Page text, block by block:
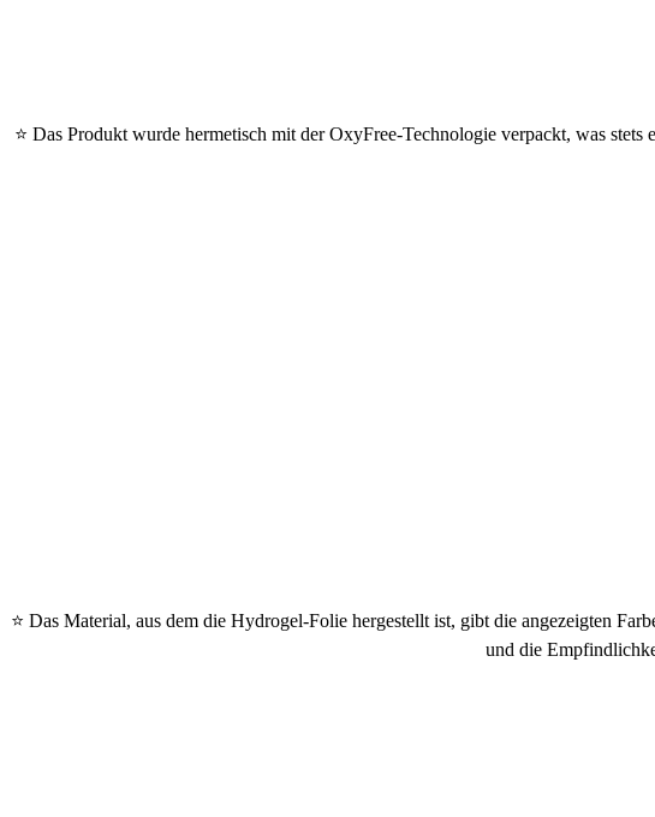
⭐ Das Produkt wurde hermetisch mit der OxyFree-Technologie verpackt, was
⭐ Das Material, aus dem die Hydrogel-Folie hergestellt ist, gibt die angezeigten
und die